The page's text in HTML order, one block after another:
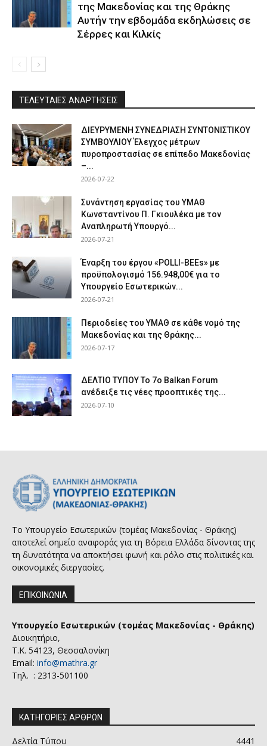
της Μακεδονίας και της Θράκης
Αυτήν την εβδομάδα εκδηλώσεις σε
Σέρρες και Κιλκίς
ΤΕΛΕΥΤΑΙΕΣ ΑΝΑΡΤΗΣΕΙΣ
ΔΙΕΥΡΥΜΕΝΗ ΣΥΝΕΔΡΙΑΣΗ ΣΥΝΤΟΝΙΣΤΙΚΟΥ
ΣΥΜΒΟΥΛΙΟΥ Έλεγχος μέτρων
πυροπροστασίας σε επίπεδο Μακεδονίας
–...
2026-07-22
Συνάντηση εργασίας του ΥΜΑΘ
Κωνσταντίνου Π. Γκιουλέκα με τον
Αναπληρωτή Υπουργό...
2026-07-21
Έναρξη του έργου «POLLI-BEEs» με
προϋπολογισμό 156.948,00€ για το
Υπουργείο Εσωτερικών...
2026-07-21
Περιοδείες του ΥΜΑΘ σε κάθε νομό της
Μακεδονίας και της Θράκης...
2026-07-17
ΔΕΛΤΙΟ ΤΥΠΟΥ Το 7ο Balkan Forum
ανέδειξε τις νέες προοπτικές της...
2026-07-10
Το Υπουργείο Εσωτερικών (τομέας Μακεδονίας - Θράκης)
αποτελεί σημείο αναφοράς για τη Βόρεια Ελλάδα δίνοντας της
τη δυνατότητα να αποκτήσει φωνή και ρόλο στις πολιτικές και
οικονομικές διεργασίες.
ΕΠΙΚΟΙΝΩΝΙΑ
Υπουργείο Εσωτερικών (τομέας Μακεδονίας - Θράκης)
Διοικητήριο,
Τ.Κ. 54123, Θεσσαλονίκη
Email: info@mathra.gr
Τηλ. : 2313-501100
ΚΑΤΗΓΟΡΙΕΣ ΑΡΘΡΩΝ
Δελτία Τύπου 4441